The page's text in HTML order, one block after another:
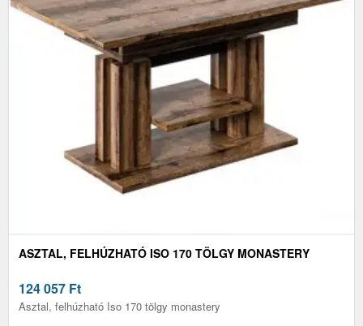
ASZTAL, FELHÚZHATÓ ISO 170 TÖLGY MONASTERY
124 057 Ft
Asztal, felhúzható Iso 170 tölgy monastery